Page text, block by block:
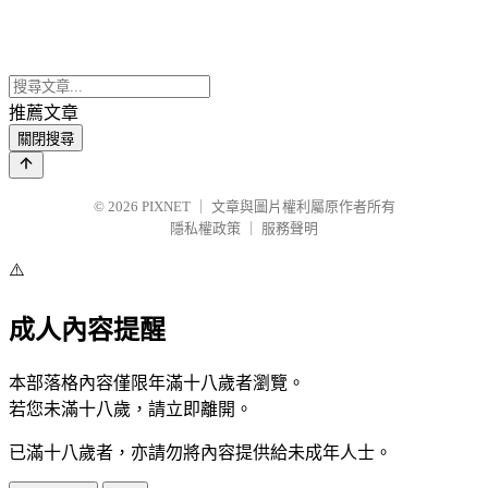
推薦文章
關閉搜尋
© 2026 PIXNET
文章與圖片權利屬原作者所有
隱私權政策
服務聲明
⚠️
成人內容提醒
本部落格內容僅限年滿十八歲者瀏覽。
若您未滿十八歲，請立即離開。
已滿十八歲者，亦請勿將內容提供給未成年人士。